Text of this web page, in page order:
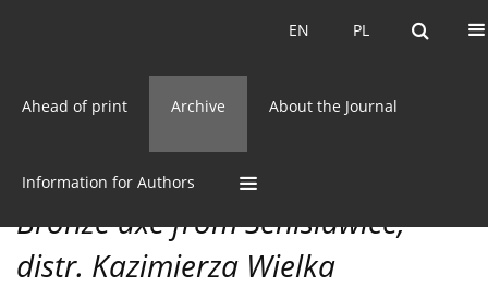
PL
EN PL
EN
Ahead of print Archive About the Journal
Information for Authors
58/2006 vol. LVIII
CC BY-NC 3.0 Poland
Bronze axe from Senisławice,
distr. Kazimierza Wielka